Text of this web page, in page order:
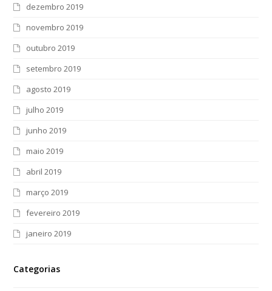
dezembro 2019
novembro 2019
outubro 2019
setembro 2019
agosto 2019
julho 2019
junho 2019
maio 2019
abril 2019
março 2019
fevereiro 2019
janeiro 2019
Categorias